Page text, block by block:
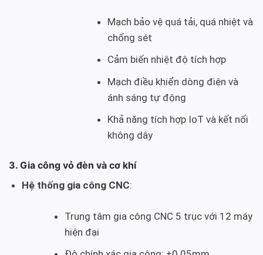
Mạch bảo vệ quá tải, quá nhiệt và
chống sét
Cảm biến nhiệt độ tích hợp
Mạch điều khiển dòng điện và
ánh sáng tự động
Khả năng tích hợp IoT và kết nối
không dây
3. Gia công vỏ đèn và cơ khí
Hệ thống gia công CNC:
Trung tâm gia công CNC 5 trục với 12 máy
hiện đại